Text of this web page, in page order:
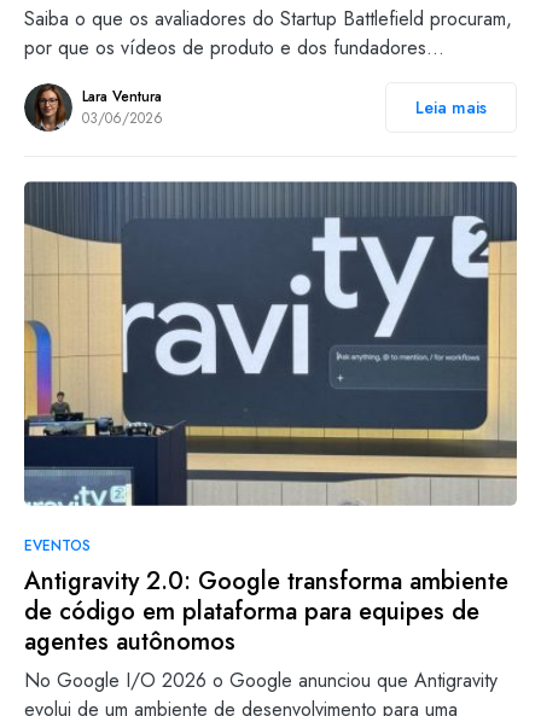
Saiba o que os avaliadores do Startup Battlefield procuram,
por que os vídeos de produto e dos fundadores…
Lara Ventura
03/06/2026
Leia mais
EVENTOS
Antigravity 2.0: Google transforma ambiente
de código em plataforma para equipes de
agentes autônomos
No Google I/O 2026 o Google anunciou que Antigravity
evolui de um ambiente de desenvolvimento para uma